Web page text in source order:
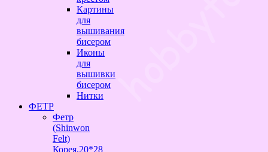
Картины
для
вышивания
бисером
Иконы
для
вышивки
бисером
Нитки
ФЕТР
Фетр
(Shinwon
Felt)
Корея,20*28